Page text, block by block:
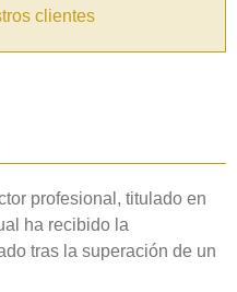
clientes
profesional, titulado en
ha recibido la
tras la superación de un